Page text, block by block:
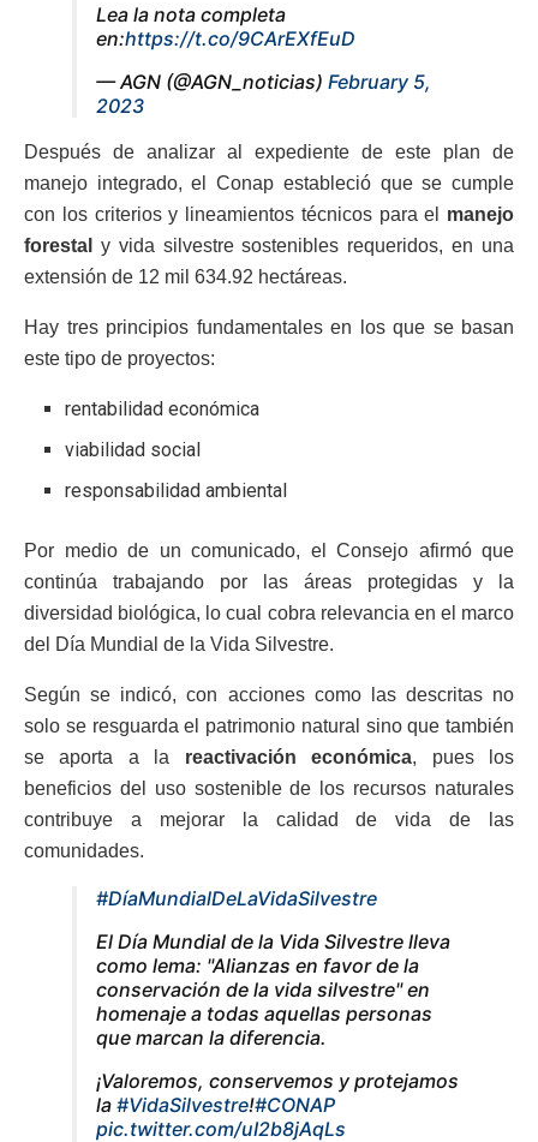
Lea la nota completa
en:https://t.co/9CArEXfEuD
— AGN (@AGN_noticias) February 5,
2023
Después de analizar al expediente de este plan de
manejo integrado, el Conap estableció que se cumple
con los criterios y lineamientos técnicos para el manejo
forestal
y vida silvestre sostenibles requeridos, en una
extensión de 12 mil 634.92 hectáreas.
Hay tres principios fundamentales en los que se basan
este tipo de proyectos:
rentabilidad económica
viabilidad social
responsabilidad ambiental
Por medio de un comunicado, el Consejo afirmó que
continúa trabajando por las áreas protegidas y la
diversidad biológica, lo cual cobra relevancia en el marco
del Día Mundial de la Vida Silvestre.
Según se indicó, con acciones como las descritas no
solo se resguarda el patrimonio natural sino que también
se aporta a la reactivación económica, pues los
beneficios del uso sostenible de los recursos naturales
contribuye a mejorar la calidad de vida de las
comunidades.
#DíaMundialDeLaVidaSilvestre
El Día Mundial de la Vida Silvestre lleva
como lema: "Alianzas en favor de la
conservación de la vida silvestre" en
homenaje a todas aquellas personas
que marcan la diferencia.
¡Valoremos, conservemos y protejamos
la #VidaSilvestre!#CONAP
pic.twitter.com/uI2b8jAqLs